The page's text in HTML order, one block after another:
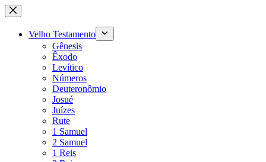
Pular
para
conteúdo
Velho Testamento
Gênesis
Êxodo
Levítico
Números
Deuteronômio
Josué
Juízes
Rute
1 Samuel
2 Samuel
1 Reis